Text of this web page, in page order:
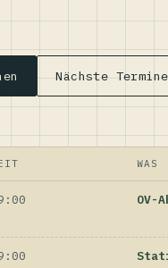
Nächste Termine
WAS
OV-